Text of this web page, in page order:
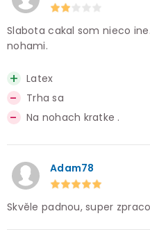
Slabota cakal som nieco
nohami.
Latex
Trha sa
Na nohach kratke .
Adam78
Skvěle padnou, super